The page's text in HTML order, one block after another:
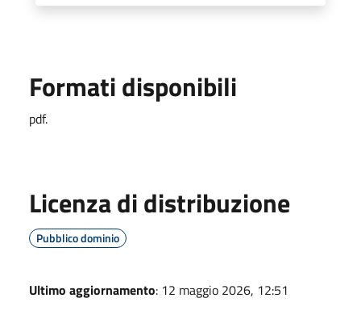
Formati disponibili
pdf.
Licenza di distribuzione
Pubblico dominio
Ultimo aggiornamento: 12 maggio 2026, 12:51